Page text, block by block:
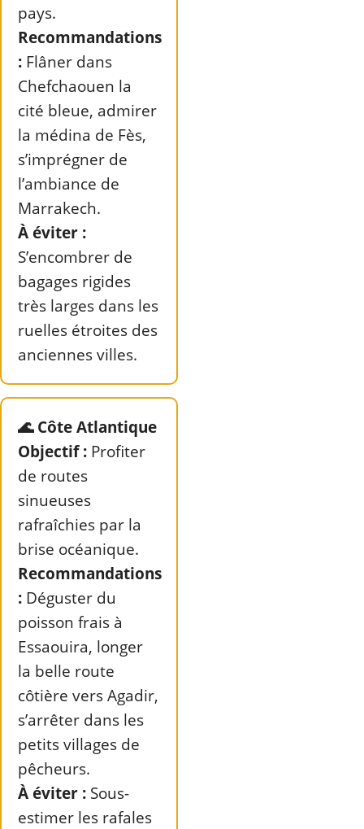
pays.
Recommandations
: Flâner dans
Chefchaouen la
cité bleue, admirer
la médina de Fès,
s’imprégner de
l’ambiance de
Marrakech.
À éviter :
S’encombrer de
bagages rigides
très larges dans les
ruelles étroites des
anciennes villes.
🌊 Côte Atlantique
Objectif : Profiter
de routes
sinueuses
rafraîchies par la
brise océanique.
Recommandations
: Déguster du
poisson frais à
Essaouira, longer
la belle route
côtière vers Agadir,
s’arrêter dans les
petits villages de
pêcheurs.
À éviter : Sous-
estimer les rafales